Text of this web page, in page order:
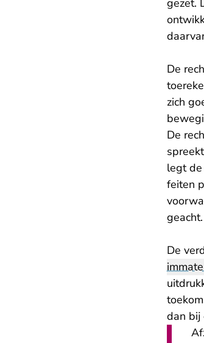
gezet.
De
zich
De
legt
feiten
geacht.
De
dan bij